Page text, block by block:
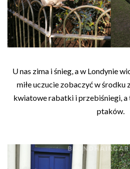
U nas zima i śnieg, a w Londynie
miłe uczucie zobaczyć w środku
kwiatowe rabatki i przebiśniegi, a
ptaków.